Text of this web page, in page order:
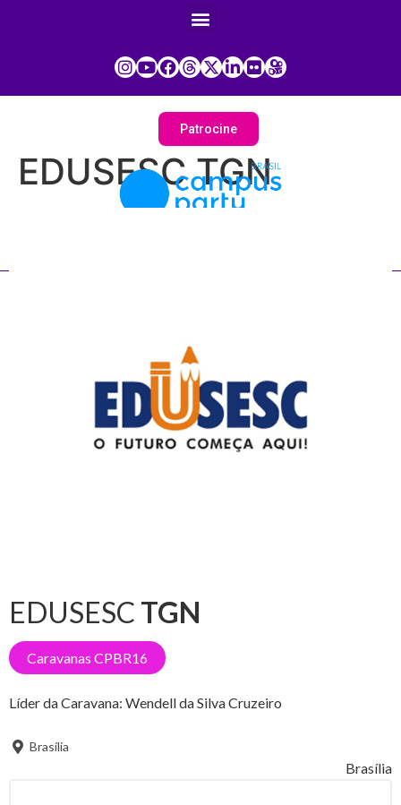
Patrocine
EDUSESC TGN
EDUSESC TGN
Caravanas CPBR16
Líder da Caravana: Wendell da Silva Cruzeiro
Brasília
Brasília